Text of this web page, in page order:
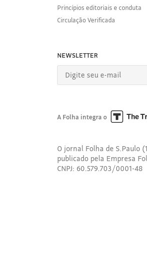
Princípios editoriais e conduta
Circulação Verificada
NEWSLETTER
A Folha integra o
O jornal Folha de S.Paulo
publicado pela Empresa
CNPJ: 60.579.703/0001-48